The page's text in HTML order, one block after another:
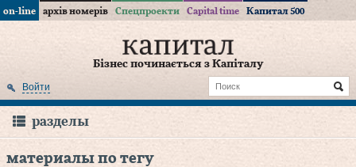
on-line архів номерів Спецпроекти Capital time Капитал 500
Бізнес починається з Капіталу
Войти
разделы
материалы по тегу